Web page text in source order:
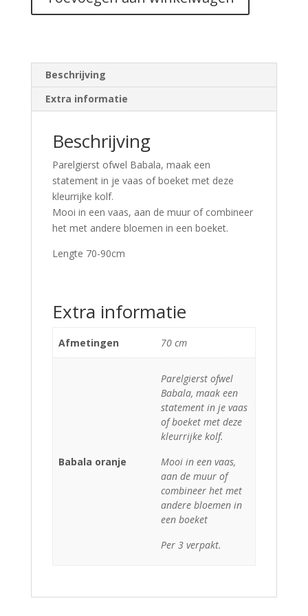
Beschrijving
Extra informatie
Beschrijving
Parelgierst ofwel Babala, maak een
statement in je vaas of boeket met deze
kleurrijke kolf.
Mooi in een vaas, aan de muur of combineer
het met andere bloemen in een boeket.
Lengte 70-90cm
Extra informatie
Afmetingen 70 cm
Babala oranje
Parelgierst ofwel
Babala, maak een
statement in je vaas
of boeket met deze
kleurrijke kolf.
Mooi in een vaas,
aan de muur of
combineer het met
andere bloemen in
een boeket
Per 3 verpakt.